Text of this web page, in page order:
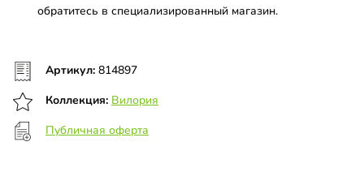
обратитесь в специализированный магазин.
Артикул: 814897
Коллекция: Вилория
Публичная оферта